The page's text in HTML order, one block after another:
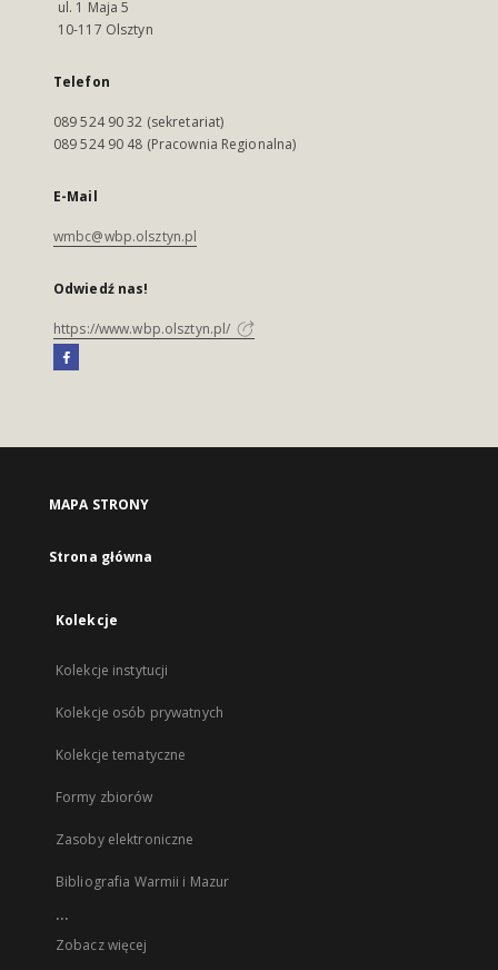
ul. 1 Maja 5
10-117 Olsztyn
Telefon
089 524 90 32 (sekretariat)
089 524 90 48 (Pracownia Regionalna)
E-Mail
wmbc@wbp.olsztyn.pl
Odwiedź nas!
https://www.wbp.olsztyn.pl/
MAPA STRONY
Strona główna
Kolekcje
Kolekcje instytucji
Kolekcje osób prywatnych
Kolekcje tematyczne
Formy zbiorów
Zasoby elektroniczne
Bibliografia Warmii i Mazur
...
Zobacz więcej